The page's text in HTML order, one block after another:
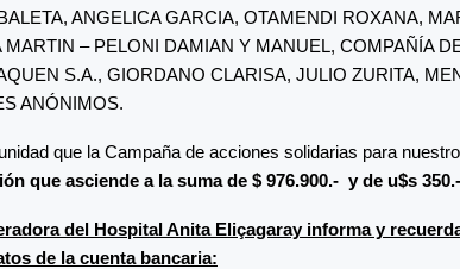
ANGELICA GARCIA, OTAMENDI ROXANA,
MARTIN – PELONI DAMIAN Y MANUEL, COMPAÑÍA
S.A., GIORDANO CLARISA, JULIO ZURITA,
ANÓNIMOS.
que la Campaña de acciones solidarias para
que asciende a la suma de $ 976.900.- y de u$s 350.-
del Hospital Anita Eliçagaray informa y
de la cuenta bancaria: